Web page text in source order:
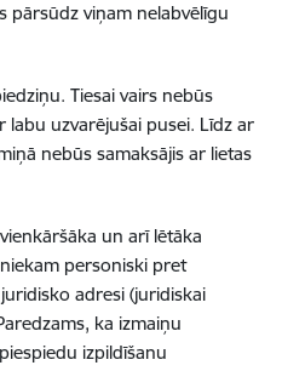
pārsūdz viņam nelabvēlīgu
Tiesai vairs nebūs
uzvarējušai pusei. Līdz ar
nebūs samaksājis ar lietas
un arī lētāka
personiski pret
adresi (juridiskai
ka izmaiņu
izpildīšanu